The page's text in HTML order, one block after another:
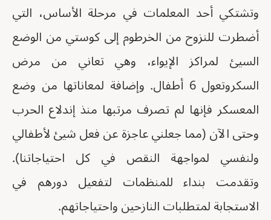
وتشتكي أحد المعلمات في مرحلة الأساس، التي
أضطرت للنزوح من الخرطوم إلى كوستي من الوضع
السيئ لمراكز الإيواء، وهي تعاني من مرض
السكروتعول 6 أطفال. وإضافة لمعاناتها من وضع
المعسكر فإنها لم تصرف مرتبها منذ إندلاع الحرب
وحتى الآن (مما جعلني عاجزة عن فعل شيئ لأطفالي
ولنفسي لمواجهة النقص في كل احتياجاتنا).
وتقدمت بنداء للمنظمات لتفعيل دورهم في
الاستجابة لمتطلبات النازحين واحتياجاتهم.